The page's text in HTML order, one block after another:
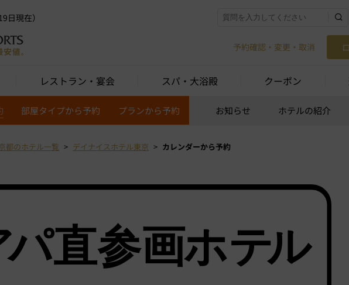
日現在）
予約確認・変更・取消
レストラン・宴会 スパ・大浴殿 クーポン
部屋タイプから予約 プランから予約 お知らせ ホテルの紹介
都のホテル一覧 デイナイスホテル東京 カレンダーから予約